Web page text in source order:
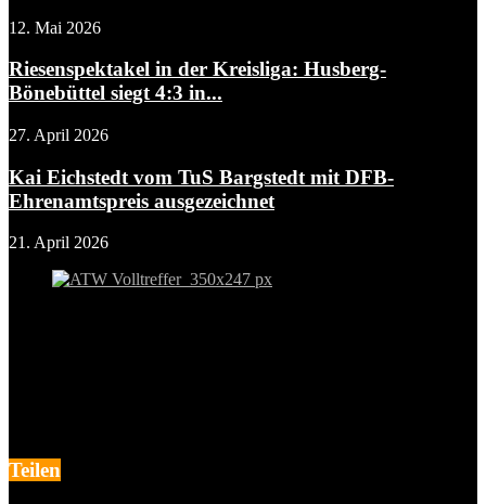
12. Mai 2026
Riesenspektakel in der Kreisliga: Husberg-
Bönebüttel siegt 4:3 in...
27. April 2026
Kai Eichstedt vom TuS Bargstedt mit DFB-
Ehrenamtspreis ausgezeichnet
21. April 2026
Teilen